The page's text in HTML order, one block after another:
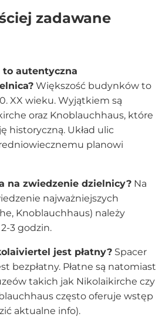
zadawane
to autentyczna
Większość budynków to
XX wieku. Wyjątkiem są
oraz Knoblauchhaus, które
historyczną. Układ ulic
planowi
na zwiedzenie dzielnicy?Na
najważniejszych
Knoblauchhaus) należy
3 godzin.
jest płatny?Spacer
bezpłatny. Płatne są natomiast
takich jak Nikolaikirche czy
często oferuje wstęp
aktualne info).